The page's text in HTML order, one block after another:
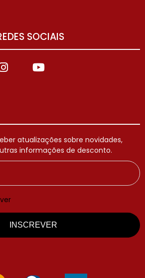
SOCIAIS
atualizações sobre novidades,
informações de desconto.
INSCREVER